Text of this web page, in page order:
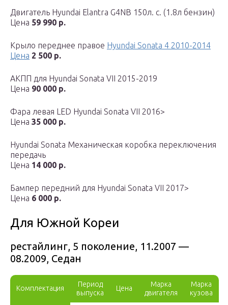
Двигатель Hyundai Elantra G4NB 150л. с. (1.8л бензин)
Цена 59 990 р.
Крыло переднее правое Hyundai Sonata 4 2010-2014
Цена 2 500 р.
АКПП для Hyundai Sonata VII 2015-2019
Цена 90 000 р.
Фара левая LED Hyundai Sonata VII 2016>
Цена 35 000 р.
Hyundai Sonata Механическая коробка переключения
передачь
Цена 14 000 р.
Бампер передний для Hyundai Sonata VII 2017>
Цена 6 000 р.
Для Южной Кореи
рестайлинг, 5 поколение, 11.2007 —
08.2009, Седан
Комплектация
Период
выпуска
Цена
Марка
двигателя
Марка
кузова